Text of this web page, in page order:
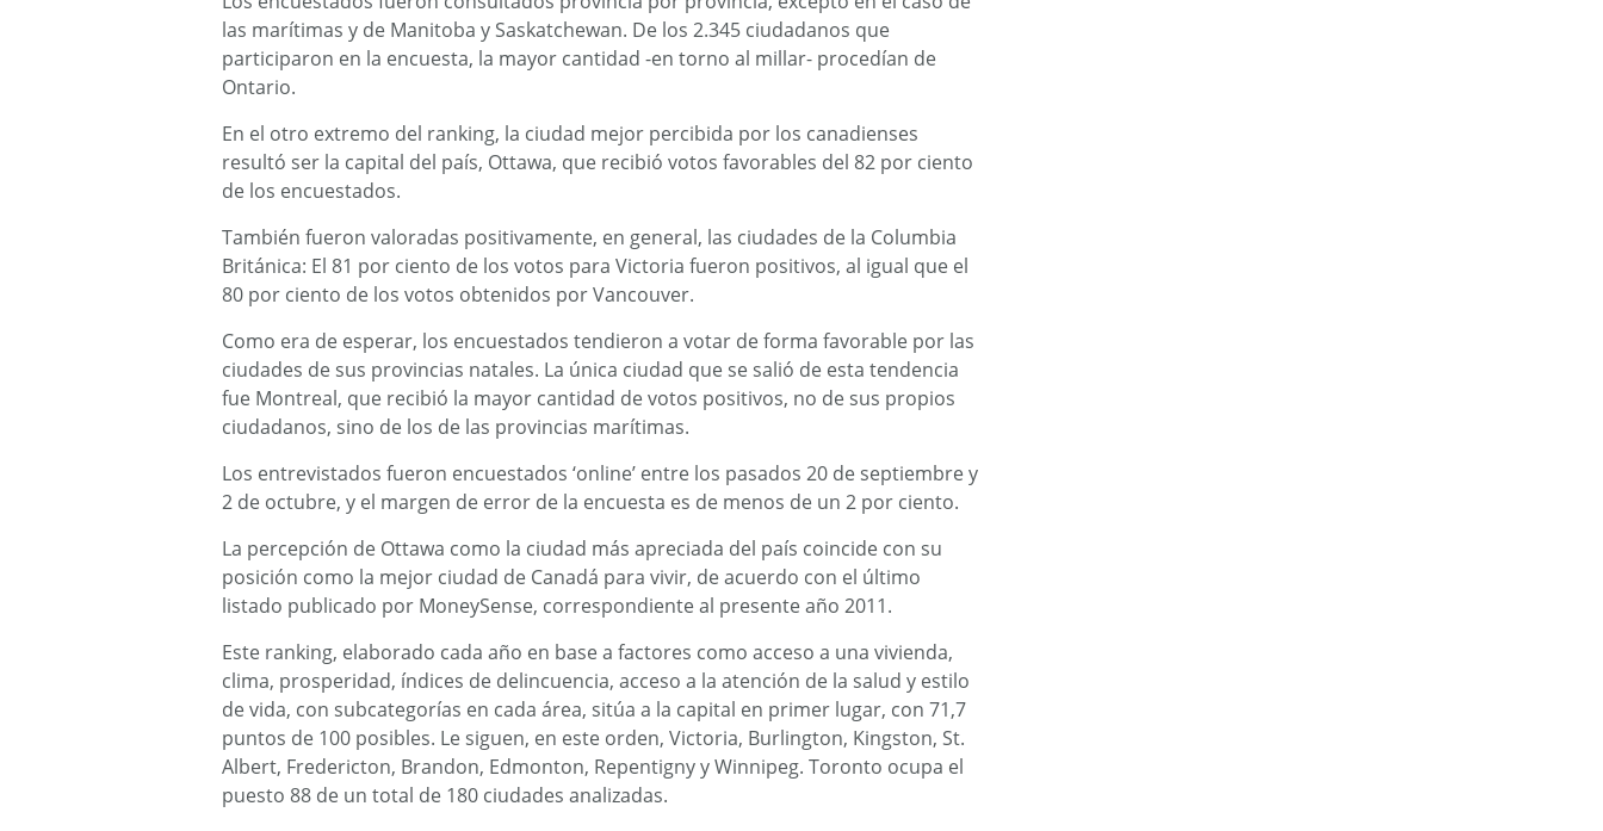
las marítimas y de Manitoba y Saskatchewan. De los 2.345 ciudadanos que
participaron en la encuesta, la mayor cantidad -en torno al millar- procedían de
Ontario.
En el otro extremo del ranking, la ciudad mejor percibida por los canadienses
resultó ser la capital del país, Ottawa, que recibió votos favorables del 82 por ciento
de los encuestados.
También fueron valoradas positivamente, en general, las ciudades de la Columbia
Británica: El 81 por ciento de los votos para Victoria fueron positivos, al igual que el
80 por ciento de los votos obtenidos por Vancouver.
Como era de esperar, los encuestados tendieron a votar de forma favorable por las
ciudades de sus provincias natales. La única ciudad que se salió de esta tendencia
fue Montreal, que recibió la mayor cantidad de votos positivos, no de sus propios
ciudadanos, sino de los de las provincias marítimas.
Los entrevistados fueron encuestados ‘online’ entre los pasados 20 de septiembre y
2 de octubre, y el margen de error de la encuesta es de menos de un 2 por ciento.
La percepción de Ottawa como la ciudad más apreciada del país coincide con su
posición como la mejor ciudad de Canadá para vivir, de acuerdo con el último
listado publicado por MoneySense, correspondiente al presente año 2011.
Este ranking, elaborado cada año en base a factores como acceso a una vivienda,
clima, prosperidad, índices de delincuencia, acceso a la atención de la salud y estilo
de vida, con subcategorías en cada área, sitúa a la capital en primer lugar, con 71,7
puntos de 100 posibles. Le siguen, en este orden, Victoria, Burlington, Kingston, St.
Albert, Fredericton, Brandon, Edmonton, Repentigny y Winnipeg. Toronto ocupa el
puesto 88 de un total de 180 ciudades analizadas.